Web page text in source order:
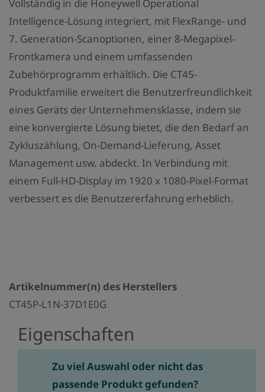
Vollständig in die Honeywell Operational
Intelligence-Lösung integriert, mit FlexRange- und
7. Generation-Scanoptionen, einer 8-Megapixel-
Frontkamera und einem umfassenden
Zubehörprogramm erhältlich. Die CT45-
Produktfamilie erweitert die Benutzerfreundlichkeit
eines Geräts der Unternehmensklasse, indem sie
eine konvergierte Lösung bietet, die den Bedarf an
Zykluszählung, On-Demand-Lieferung, Asset
Management usw. abdeckt. In Verbindung mit
einem Full-HD-Display im 1920 x 1080-Pixel-Format
verbessert es die Benutzererfahrung erheblich.
Artikelnummer(n) des Herstellers
CT45P-L1N-37D1E0G
Eigenschaften
Zu viel Auswahl oder nicht das
passende Produkt gefunden?